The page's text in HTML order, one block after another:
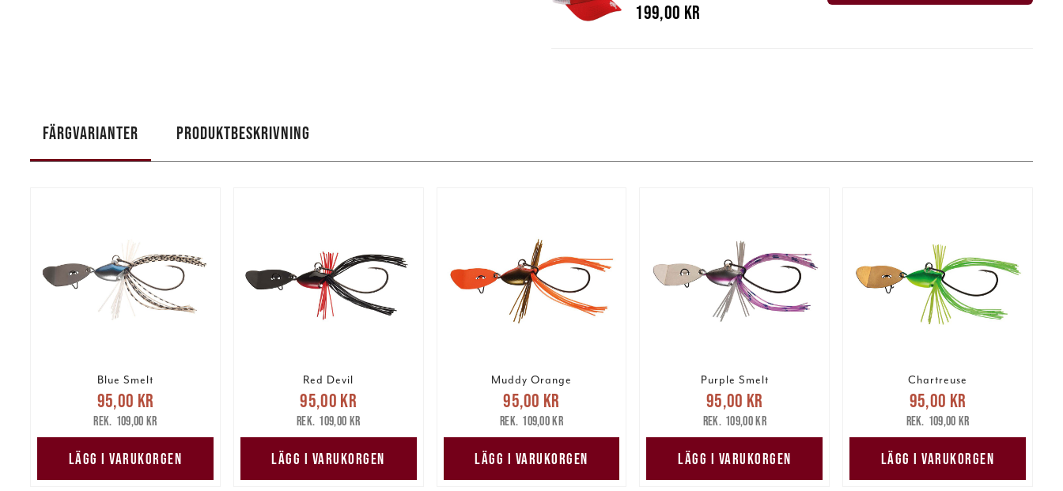
199,00 kr
FÄRGVARIANTER PRODUKTBESKRIVNING
Blue Smelt
Nuvarande pris
95,00 krTidigare pris
109,00 kr
95,00 kr
109,00 kr
LÄGG I VARUKORGEN
Red Devil
Nuvarande pris
95,00 krTidigare pris
109,00 kr
95,00 kr
109,00 kr
LÄGG I VARUKORGEN
Muddy Orange
Nuvarande pris
95,00 krTidigare pris
109,00 kr
95,00 kr
109,00 kr
LÄGG I VARUKORGEN
Purple Smelt
Nuvarande pris
95,00 krTidigare pris
109,00 kr
95,00 kr
109,00 kr
LÄGG I VARUKORGEN
Chartreuse
Nuvarande pris
95,00 krTidigare pris
109,00 kr
95,00 kr
109,00 kr
LÄGG I VARUKORGEN